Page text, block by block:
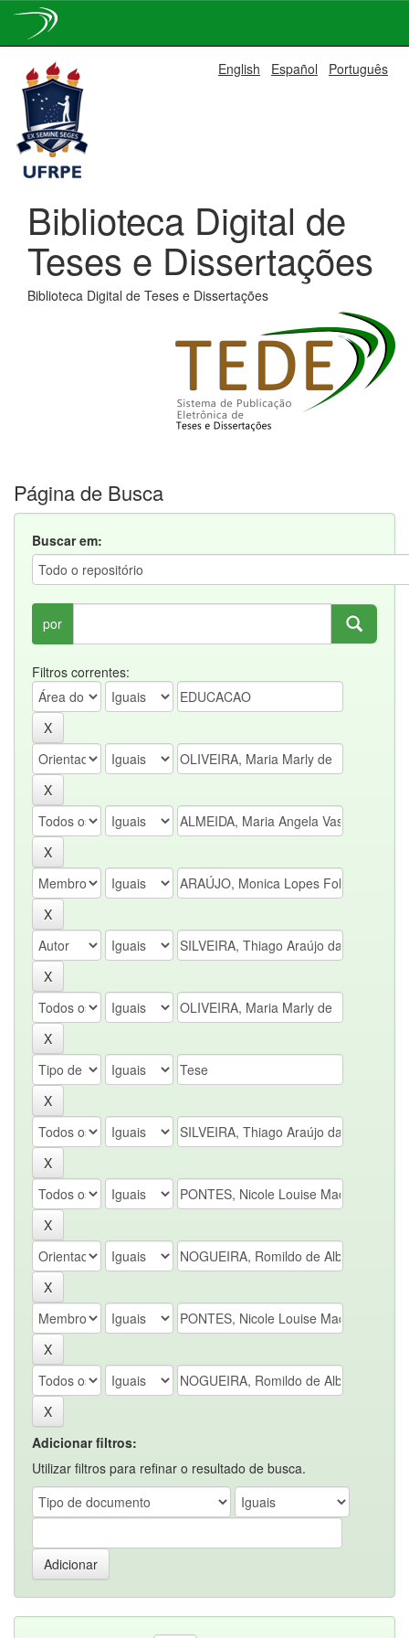
navigation
English Español Português
Biblioteca Digital de
Teses e Dissertações
Biblioteca Digital de Teses e Dissertações
Página de Busca
Buscar em:
por
Filtros correntes:
Adicionar filtros:
Utilizar filtros para refinar o resultado de busca.